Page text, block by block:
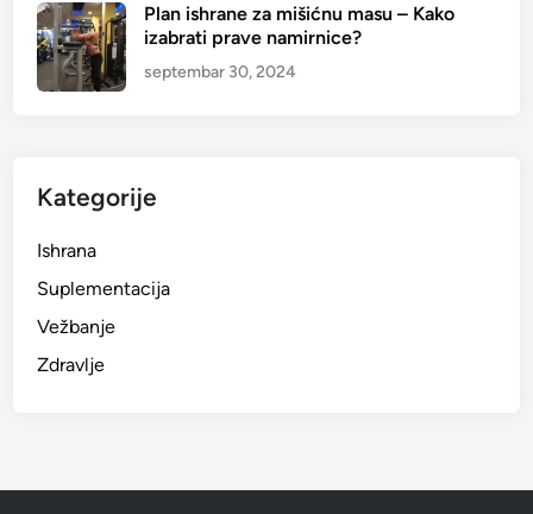
Plan ishrane za mišićnu masu – Kako
izabrati prave namirnice?
septembar 30, 2024
Kategorije
Ishrana
Suplementacija
Vežbanje
Zdravlje